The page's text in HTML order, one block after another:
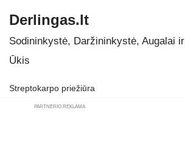
Skip
to
Derlingas.lt
Sodininkystė, Daržininkystė, Augalai ir
Ūkis
Streptokarpo priežiūra
PARTNERIO REKLAMA